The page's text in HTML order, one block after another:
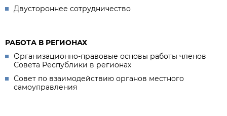
Двустороннее сотрудничество
РАБОТА В РЕГИОНАХ
Организационно-правовые основы работы членов
Совета Республики в регионах
Совет по взаимодействию органов местного
самоуправления